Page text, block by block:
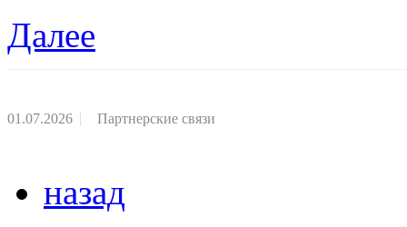
Далее
01.07.2026 Партнерские связи
назад